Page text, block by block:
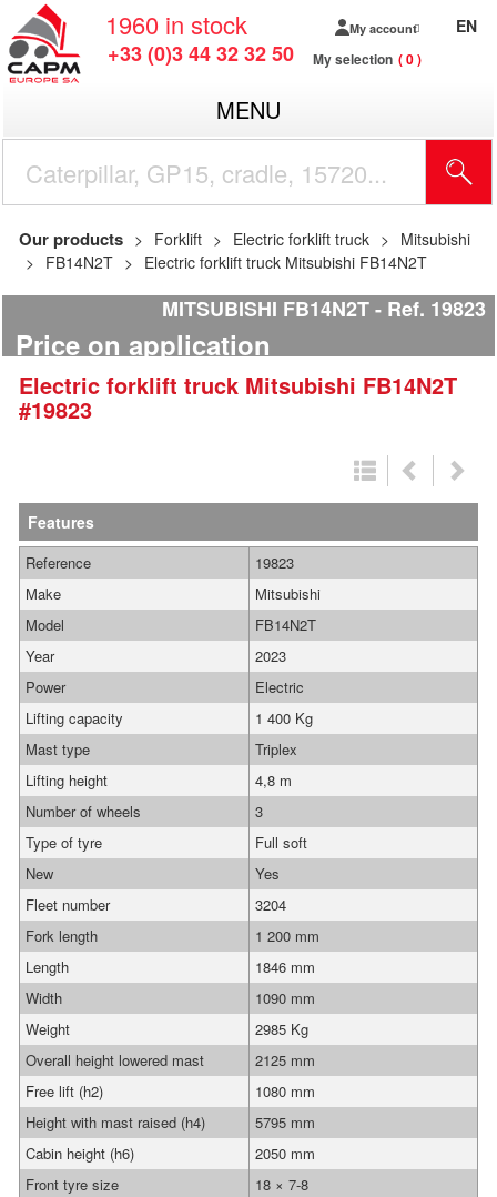
1960 in stock
+33 (0)3 44 32 32 50
My account
My selection 0
EN
MENU
Our products Forklift Electric forklift truck
Mitsubishi
FB14N2T
Electric forklift truck Mitsubishi FB14N2T
MITSUBISHI FB14N2T Ref. 19823
Price on application
Electric forklift truck Mitsubishi FB14N2T
#19823
Features
Reference
19823
Make
Mitsubishi
Model
FB14N2T
Year
2023
Power
Electric
Lifting capacity
1 400 Kg
Mast type
Triplex
Lifting height
4,8 m
Number of wheels
3
Type of tyre
Full soft
New
Yes
Fleet number
3204
Fork length
1 200 mm
Length
1846 mm
Width
1090 mm
Weight
2985 Kg
Overall height lowered mast
2125 mm
Free lift (h2)
1080 mm
Height with mast raised (h4)
5795 mm
Cabin height (h6)
2050 mm
Front tyre size
18 × 7-8